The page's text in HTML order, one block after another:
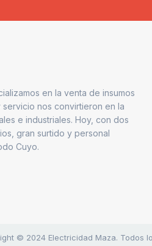
en la venta de insumos
nos convirtieron en la
e industriales. Hoy, con dos
gran surtido y personal
Cuyo.
© 2024 Electricidad Maza. Todos